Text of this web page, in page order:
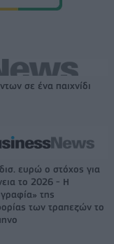
σε ένα παιχνίδι
ευρώ ο στόχος για
το 2026 - Η
της
των τραπεζών το